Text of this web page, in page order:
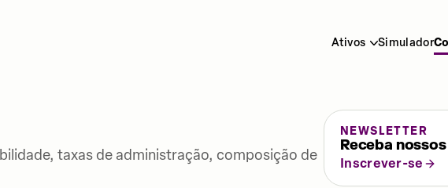
Ativos Simulador
taxas de administração, composição de
NEWSLETTER
Receba
Inscrever-se